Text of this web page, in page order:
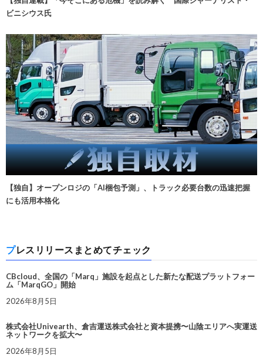
ビニシウス氏
【独自】オープンロジの「AI梱包予測」、トラック必要台数の迅速把握
にも活用本格化
プレスリリースまとめてチェック
CBcloud、全国の「Marq」施設を起点とした新たな配送プラットフォー
ム「MarqGO」開始
2026年8月5日
株式会社Univearth、倉吉運送株式会社と資本提携〜山陰エリアへ実運送
ネットワークを拡大〜
2026年8月5日